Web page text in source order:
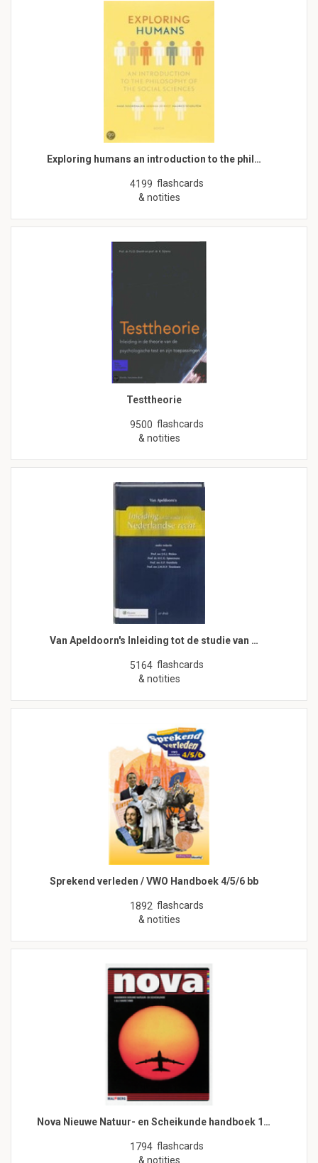
Exploring humans an introduction to the phil…
4199 flashcards
& notities
Testtheorie
9500 flashcards
& notities
Van Apeldoorn's Inleiding tot de studie van …
5164 flashcards
& notities
Sprekend verleden / VWO Handboek 4/5/6 bb
1892 flashcards
& notities
Nova Nieuwe Natuur- en Scheikunde handboek 1…
1794 flashcards
& notities